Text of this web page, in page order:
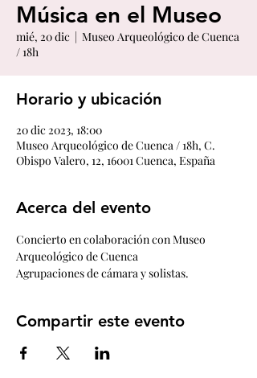
Música en el Museo
mié, 20 dic
  |
Museo Arqueológico de Cuenca
/ 18h
Horario y ubicación
20 dic 2023, 18:00
Museo Arqueológico de Cuenca / 18h, C.
Obispo Valero, 12, 16001 Cuenca, España
Acerca del evento
Concierto en colaboración con Museo
Arqueológico de Cuenca
Agrupaciones de cámara y solistas.
Compartir este evento